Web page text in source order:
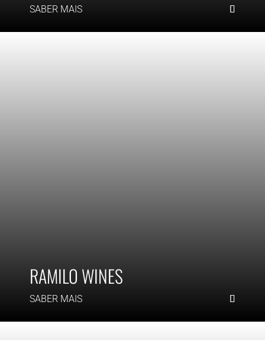
SABER MAIS
RAMILO WINES
SABER MAIS